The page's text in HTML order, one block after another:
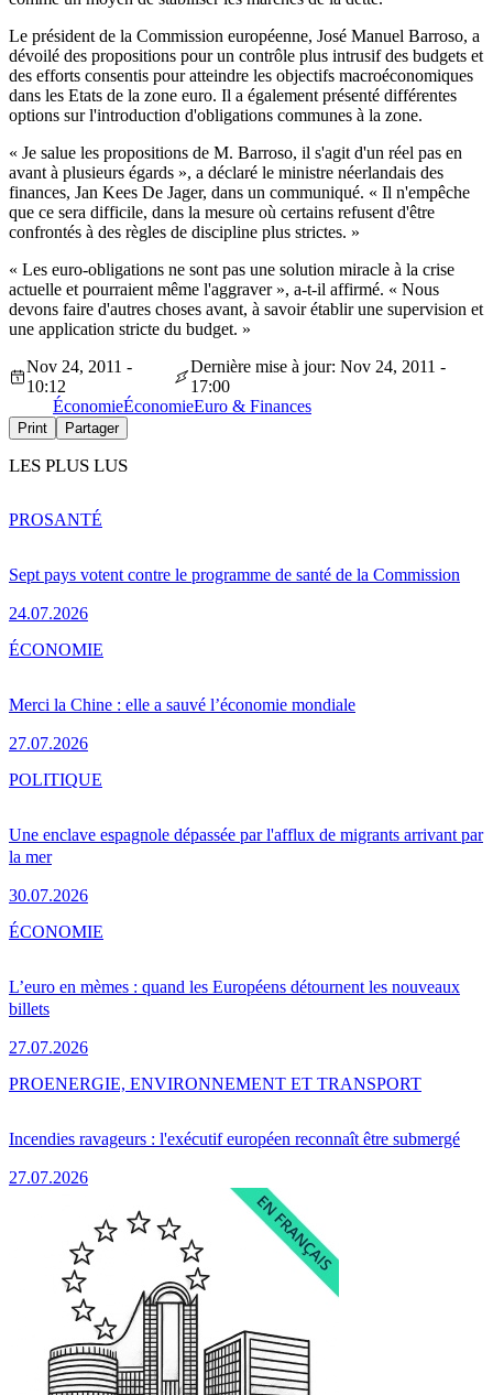
Le président de la Commission européenne, José Manuel Barroso, a
dévoilé des propositions pour un contrôle plus intrusif des budgets et
des efforts consentis pour atteindre les objectifs macroéconomiques
dans les Etats de la zone euro. Il a également présenté différentes
options sur l'introduction d'obligations communes à la zone.
« Je salue les propositions de M. Barroso, il s'agit d'un réel pas en
avant à plusieurs égards », a déclaré le ministre néerlandais des
finances, Jan Kees De Jager, dans un communiqué. « Il n'empêche
que ce sera difficile, dans la mesure où certains refusent d'être
confrontés à des règles de discipline plus strictes. »
« Les euro-obligations ne sont pas une solution miracle à la crise
actuelle et pourraient même l'aggraver », a-t-il affirmé. « Nous
devons faire d'autres choses avant, à savoir établir une supervision et
une application stricte du budget. »
Nov 24, 2011 -
10:12
Dernière mise à jour: Nov 24, 2011 -
17:00
ÉconomieÉconomieEuro & Finances
Print Partager
LES PLUS LUS
Sept pays votent contre le programme de santé de la Commission
24.07.2026
PROSANTÉ
Merci la Chine : elle a sauvé l’économie mondiale
27.07.2026
ÉCONOMIE
Une enclave espagnole dépassée par l'afflux de migrants arrivant par
la mer
30.07.2026
POLITIQUE
L’euro en mèmes : quand les Européens détournent les nouveaux
billets
27.07.2026
ÉCONOMIE
Incendies ravageurs : l'exécutif européen reconnaît être submergé
27.07.2026
PROENERGIE, ENVIRONNEMENT ET TRANSPORT